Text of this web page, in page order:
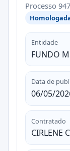
Processo
Entidade
FUNDO
Data de
06/05/
Contratado
CIRLENE